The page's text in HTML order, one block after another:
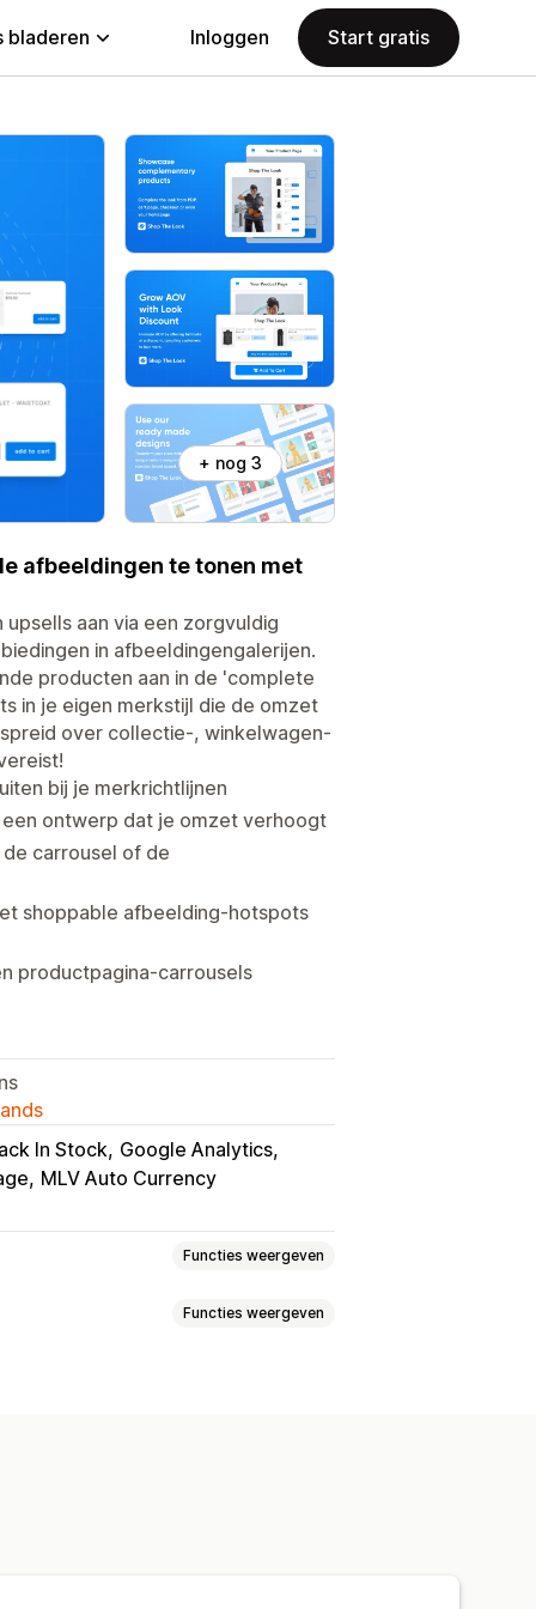
bladeren Inloggen Start gratis
+ nog 3
afbeeldingen te tonen met
aan via een zorgvuldig
in afbeeldingengalerijen.
producten aan in de 'complete
in je eigen merkstijl die de omzet
over collectie-, winkelwagen-
bij je merkrichtlijnen
ontwerp dat je omzet verhoogt
carrousel of de
shoppable afbeelding-hotspots
productpagina-carrousels
In Stock Google Analytics
MLV Auto Currency
Functies weergeven
Functies weergeven